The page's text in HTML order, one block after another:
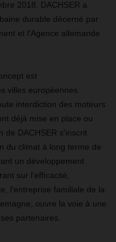
2018, DACHSER a
durable décerné par
et l'Agence allemande
est
villes européennes.
interdiction des moteurs
déjà mise en place ou
de DACHSER s'inscrit
du climat à long terme de
un développement
sur l'efficacité,
l'entreprise familiale de la
ouvre la voie à une
partenaires.